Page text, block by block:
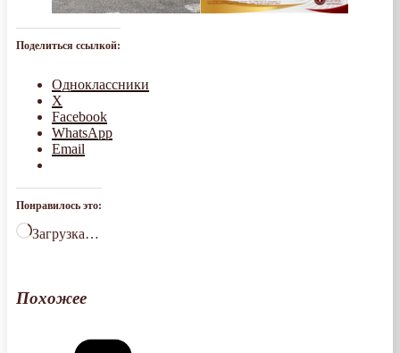
Поделиться ссылкой:
Одноклассники
X
Facebook
WhatsApp
Email
Понравилось это:
Загрузка…
Похожее